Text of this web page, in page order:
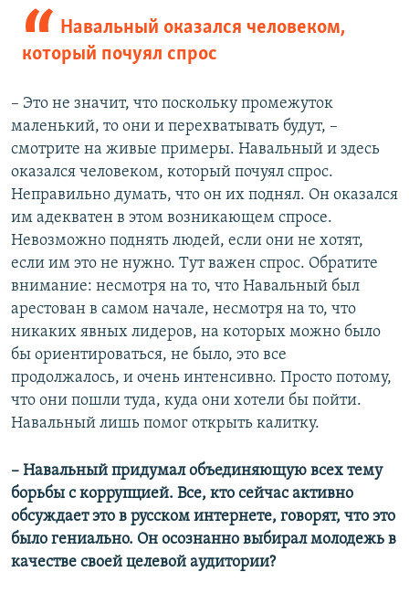
Навальный оказался человеком,
который почуял спрос
– Это не значит, что поскольку промежуток
маленький, то они и перехватывать будут, –
смотрите на живые примеры. Навальный и здесь
оказался человеком, который почуял спрос.
Неправильно думать, что он их поднял. Он оказался
им адекватен в этом возникающем спросе.
Невозможно поднять людей, если они не хотят,
если им это не нужно. Тут важен спрос. Обратите
внимание: несмотря на то, что Навальный был
арестован в самом начале, несмотря на то, что
никаких явных лидеров, на которых можно было
бы ориентироваться, не было, это все
продолжалось, и очень интенсивно. Просто потому,
что они пошли туда, куда они хотели бы пойти.
Навальный лишь помог открыть калитку.
– Навальный придумал объединяющую всех тему
борьбы с коррупцией. Все, кто сейчас активно
обсуждает это в русском интернете, говорят, что это
было гениально. Он осознанно выбирал молодежь в
качестве своей целевой аудитории?